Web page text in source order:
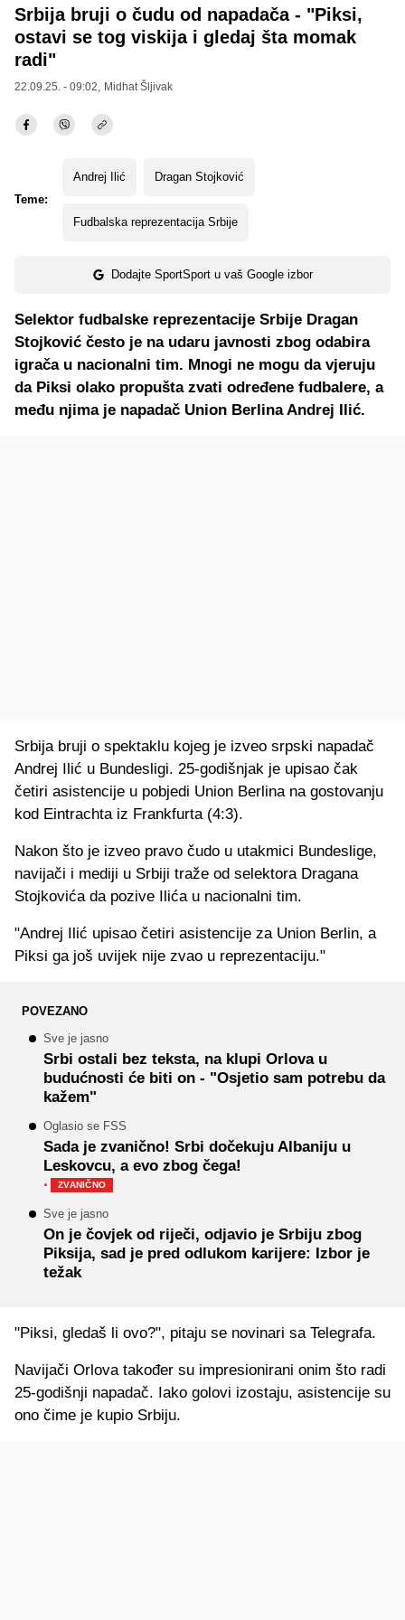
Srbija bruji o čudu od napadača - "Piksi,
ostavi se tog viskija i gledaj šta momak
radi"
22.09.25. - 09:02, Midhat Šljivak
Teme:
Andrej Ilić Dragan Stojković
Fudbalska reprezentacija Srbije
Dodajte SportSport u vaš Google izbor
Selektor fudbalske reprezentacije Srbije Dragan
Stojković često je na udaru javnosti zbog odabira
igrača u nacionalni tim. Mnogi ne mogu da vjeruju
da Piksi olako propušta zvati određene fudbalere, a
među njima je napadač Union Berlina Andrej Ilić.
Srbija bruji o spektaklu kojeg je izveo srpski napadač
Andrej Ilić u Bundesligi. 25-godišnjak je upisao čak
četiri asistencije u pobjedi Union Berlina na gostovanju
kod Eintrachta iz Frankfurta (4:3).
Nakon što je izveo pravo čudo u utakmici Bundeslige,
navijači i mediji u Srbiji traže od selektora Dragana
Stojkovića da pozive Ilića u nacionalni tim.
"Andrej Ilić upisao četiri asistencije za Union Berlin, a
Piksi ga još uvijek nije zvao u reprezentaciju."
POVEZANO
Sve je jasno
Srbi ostali bez teksta, na klupi Orlova u
budućnosti će biti on - "Osjetio sam potrebu da
kažem"
Oglasio se FSS
Sada je zvanično! Srbi dočekuju Albaniju u
Leskovcu, a evo zbog čega!
· ZVANIČNO
Sve je jasno
On je čovjek od riječi, odjavio je Srbiju zbog
Piksija, sad je pred odlukom karijere: Izbor je
težak
"Piksi, gledaš li ovo?", pitaju se novinari sa Telegrafa.
Navijači Orlova također su impresionirani onim što radi
25-godišnji napadač. Iako golovi izostaju, asistencije su
ono čime je kupio Srbiju.